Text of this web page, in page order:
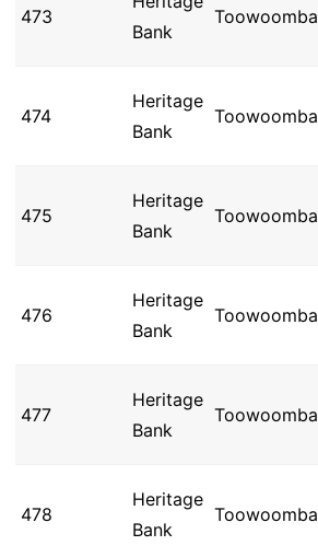
473
Bank
Toowoomba
474
Heritage
Bank
Toowoomba
475
Heritage
Bank
Toowoomba
476
Heritage
Bank
Toowoomba
477
Heritage
Bank
Toowoomba
478
Heritage
Bank
Toowoomba